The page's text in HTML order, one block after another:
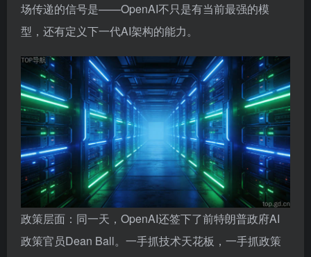
场传递的信号是——OpenAI不只是有当前最强的模
型，还有定义下一代AI架构的能力。
政策层面：同一天，OpenAI还签下了前特朗普政府AI
政策官员Dean Ball。一手抓技术天花板，一手抓政策